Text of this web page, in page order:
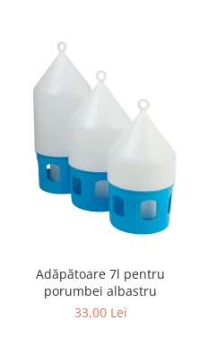
Adăpătoare 7l pentru
porumbei albastru
33,00 Lei